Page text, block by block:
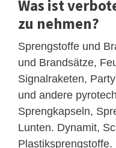
Was ist
zu nehmen?
Sprengstoffe und
und Brandsätze,
Signalraketen,
und andere
Sprengkapseln,
Lunten. Dynamit,